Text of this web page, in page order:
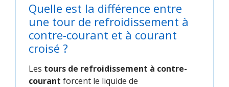
Quelle est la différence entre
une tour de refroidissement à
contre-courant et à courant
croisé ?
Les tours de refroidissement à contre-
courant forcent le liquide de